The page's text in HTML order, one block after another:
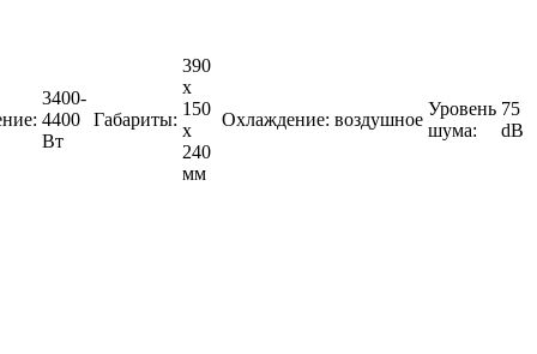
3400-
4400
Вт
Габариты:
390
x
150
x
240
мм
Охлаждение: воздушное
Уровень
шума:
75
dB